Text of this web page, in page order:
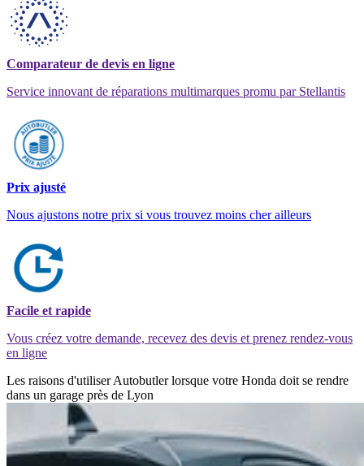
Comparateur de devis en ligne
Service innovant de réparations multimarques promu par Stellantis
Prix ajusté
Nous ajustons notre prix si vous trouvez moins cher ailleurs
Facile et rapide
Vous créez votre demande, recevez des devis et prenez rendez-vous
en ligne
Les raisons d'utiliser Autobutler lorsque votre Honda doit se rendre
dans un garage près de Lyon